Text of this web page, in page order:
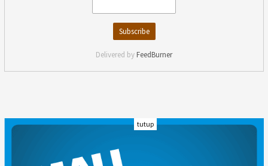
Delivered by FeedBurner
INDEKS
tutup